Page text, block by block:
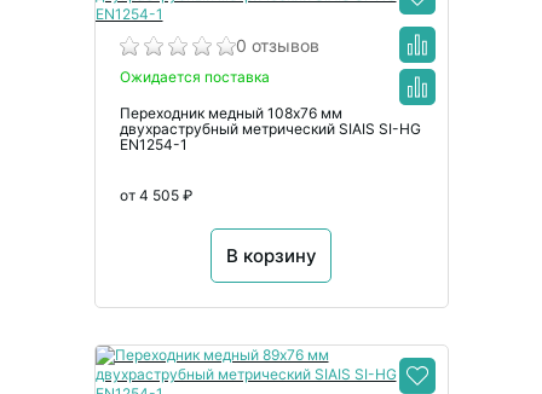
0 отзывов
Ожидается поставка
Переходник медный 108х76 мм
двухраструбный метрический SIAIS SI-HG
EN1254-1
от 4 505 ₽
В корзину